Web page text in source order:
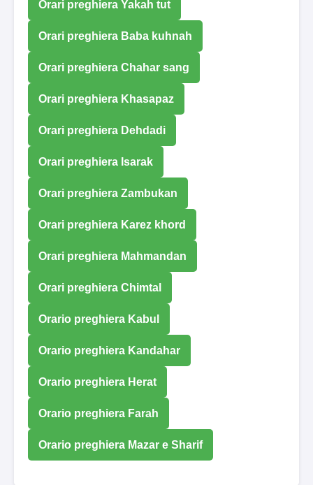
Orari preghiera Yakah tut
Orari preghiera Baba kuhnah
Orari preghiera Chahar sang
Orari preghiera Khasapaz
Orari preghiera Dehdadi
Orari preghiera Isarak
Orari preghiera Zambukan
Orari preghiera Karez khord
Orari preghiera Mahmandan
Orari preghiera Chimtal
Orario preghiera Kabul
Orario preghiera Kandahar
Orario preghiera Herat
Orario preghiera Farah
Orario preghiera Mazar e Sharif